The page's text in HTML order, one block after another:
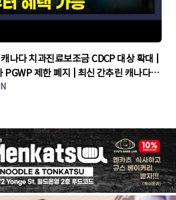
나다 치과진료보조금 CDCP 대상 확대 |
PGWP 제한 폐지 | 최신 간추린 캐나다뉴
| 캐나다뉴스 | 토론토뉴스